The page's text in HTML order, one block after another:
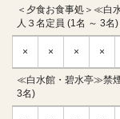
＜夕食お食事処＞≪白
人３名定員 (1名 ～ 3名)
× × × ×
≪白水館・碧水亭≫禁
3名)